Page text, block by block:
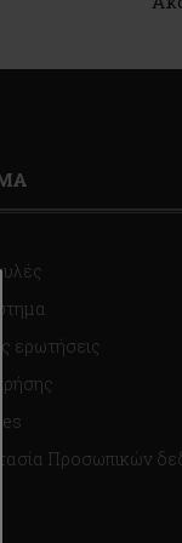
ερωτήσεις
Προσωπικών